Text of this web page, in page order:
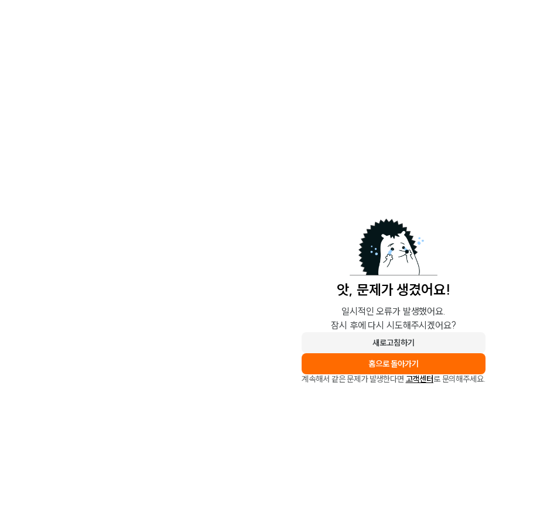
앗, 문제가 생겼어요!
일시적인 오류가 발생했어요.
잠시 후에 다시 시도해주시겠어요?
새로고침하기
홈으로 돌아가기
계속해서 같은 문제가 발생한다면 고객센터로 문의해주세요.